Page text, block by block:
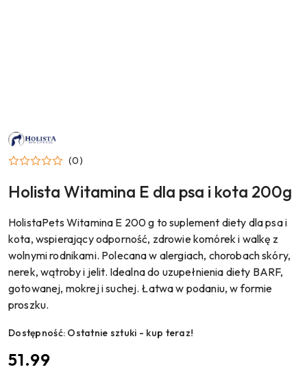
NAZWA
PRODUCENTA:
HOLISTA
PETS (0)
Holista Witamina E dla psa i kota 200g
HolistaPets Witamina E 200 g to suplement diety dla psa i
kota, wspierający odporność, zdrowie komórek i walkę z
wolnymi rodnikami. Polecana w alergiach, chorobach skóry,
nerek, wątroby i jelit. Idealna do uzupełnienia diety BARF,
gotowanej, mokrej i suchej. Łatwa w podaniu, w formie
proszku.
Dostępność: Ostatnie sztuki - kup teraz!
cena:
51.99